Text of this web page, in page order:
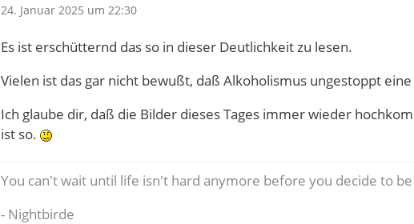
24. Januar 2025 um 22:30
Es ist erschütternd das so in dieser Deutlichkeit zu lesen.
Vielen ist das gar nicht bewußt, daß Alkoholismus ungestoppt
Ich glaube dir, daß die Bilder dieses Tages immer wieder
ist so.
You can't wait until life isn't hard anymore before you decide to
- Nightbirde